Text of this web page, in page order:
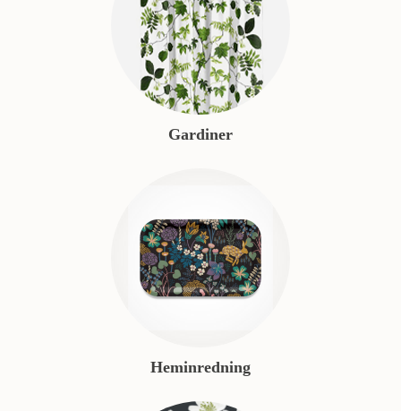
Gardiner
Heminredning